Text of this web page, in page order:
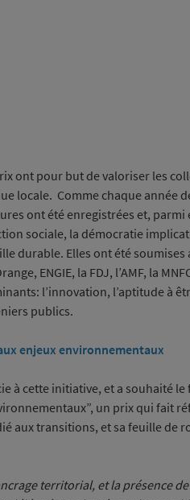
ont pour but de valoriser les
locale. Comme chaque année
ont été enregistrées et, parmi
sociale, la démocratie
durable. Elles ont été soumises
ENGIE, la FDJ, l’AMF, la
l’innovation, l’aptitude à
publics.
enjeux environnementaux
à cette initiative, et a souhaité
un prix qui fait
aux transitions, et sa feuille de
territorial, et la présence